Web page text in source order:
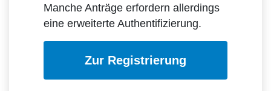
Manche Anträge erfordern allerdings
eine erweiterte Authentifizierung.
Zur Registrierung